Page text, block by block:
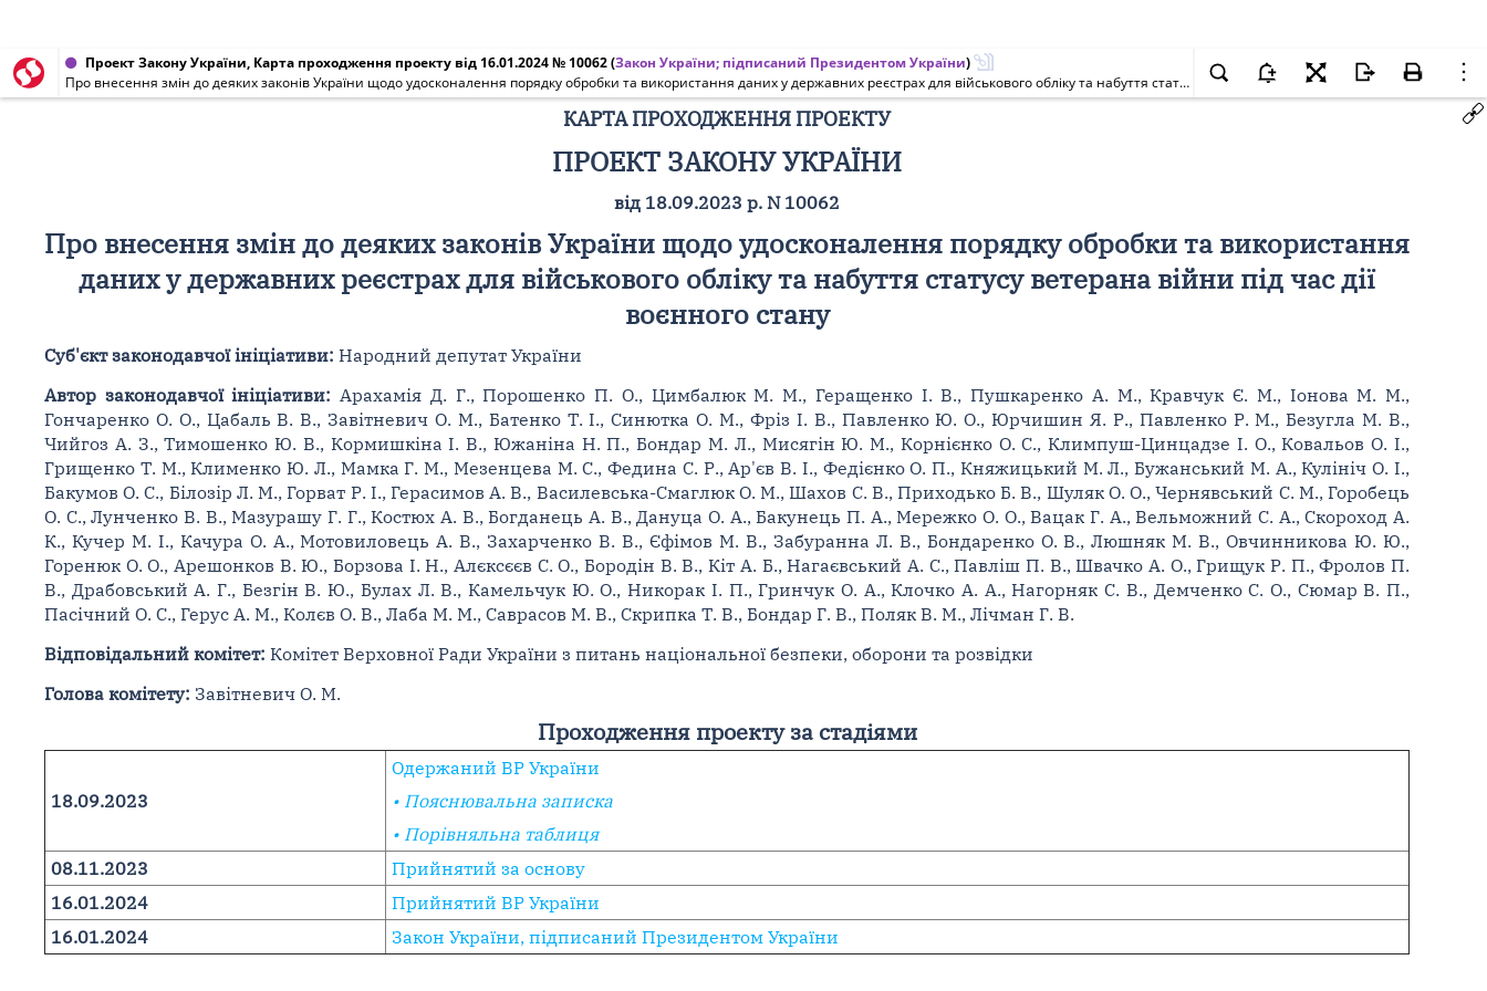
Проект Закону України, Карта проходження проекту від 16.01.2024 № 10062(Закон України; підписаний Президентом України)
Про внесення змін до деяких законів України щодо удосконалення порядку обробки та використання даних у державних реєстрах для військового обліку та набуття статусу ветерана війни під час дії воєнного стану